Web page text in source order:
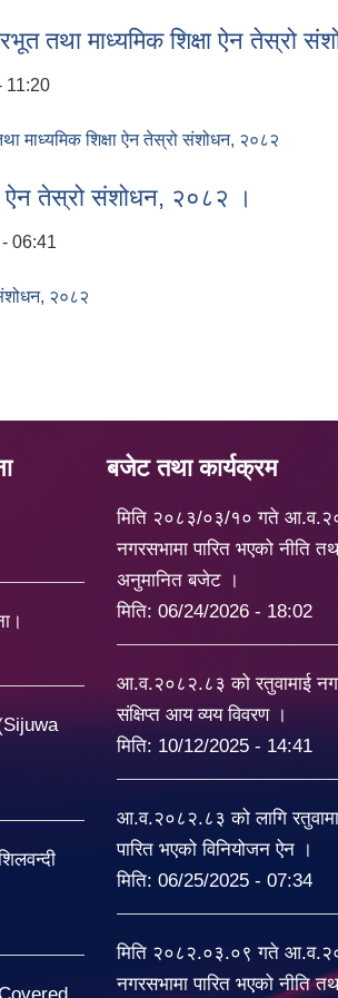
तथा माध्यमिक शिक्षा ऐन तेस्रो
11:20
माध्यमिक शिक्षा ऐन तेस्रो संशोधन, २०८२
ऐन तेस्रो संशोधन, २०८२ ।
06:41
२०८२
बजेट तथा कार्यक्रम
मिति २०८३/०३/१० गते
नगरसभामा पारित भएको नीति
अनुमानित बजेट ।
मिति: 06/24/2026 - 18:02
आ.व.२०८२.८३ को रतुवामाई
संक्षिप्त आय व्यय विवरण ।
मिति: 10/12/2025 - 14:41
आ.व.२०८२.८३ को लागि
पारित भएको विनियोजन ऐन ।
मिति: 06/25/2025 - 07:34
मिति २०८२.०३.०९ गते
नगरसभामा पारित भएको नीति